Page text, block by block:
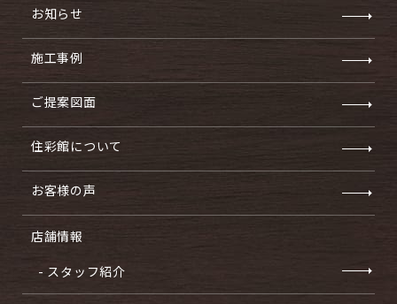
お知らせ
施工事例
ご提案図面
住彩館について
お客様の声
店舗情報
- スタッフ紹介